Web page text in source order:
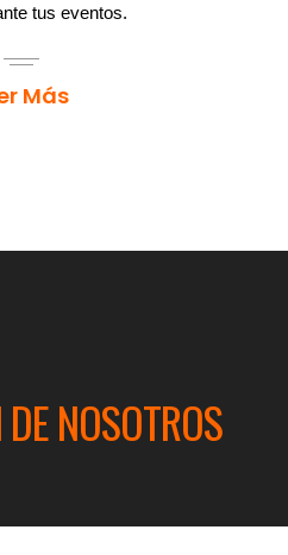
tus eventos.
Más
NOSOTROS